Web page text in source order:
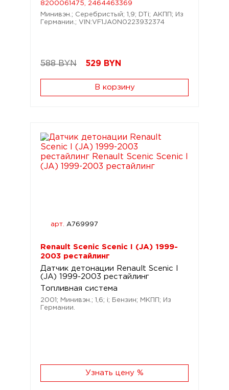
8200061475, 2464463369
Минивэн.; Серебристый; 1,9; DTi; АКПП; Из
Германии.; VIN:VF1JA0N0223932374
588 BYN 529 BYN
В корзину
арт. A769997
Renault Scenic Scenic I (JA) 1999-
2003 рестайлинг
Датчик детонации Renault Scenic I
(JA) 1999-2003 рестайлинг
Топливная система
2001; Минивэн.; 1,6; i; Бензин; МКПП; Из
Германии.
Узнать цену %